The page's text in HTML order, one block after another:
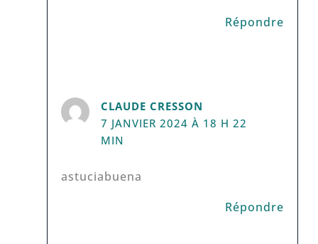
Répondre
CLAUDE CRESSON
7 JANVIER 2024 À 18 H 22
MIN
astuciabuena
Répondre